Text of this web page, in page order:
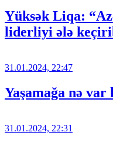
Yüksək Liqa:
liderliyi ələ
31.01.2024, 22:47
Yaşamağa nə
31.01.2024, 22:31